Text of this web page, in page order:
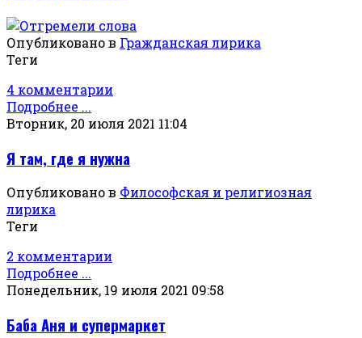
Опубликовано в Гражданская лирика
Теги
4 комментарии
Подробнее ...
Вторник, 20 июля 2021 11:04
Я там, где я нужна
Опубликовано в Философская и религиозная
лирика
Теги
2 комментарии
Подробнее ...
Понедельник, 19 июля 2021 09:58
Баба Аня и супермаркет